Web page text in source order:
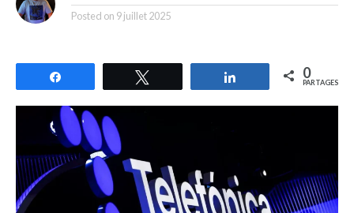
Posted on 9 juillet 2025
Partagez 0
PARTAGES